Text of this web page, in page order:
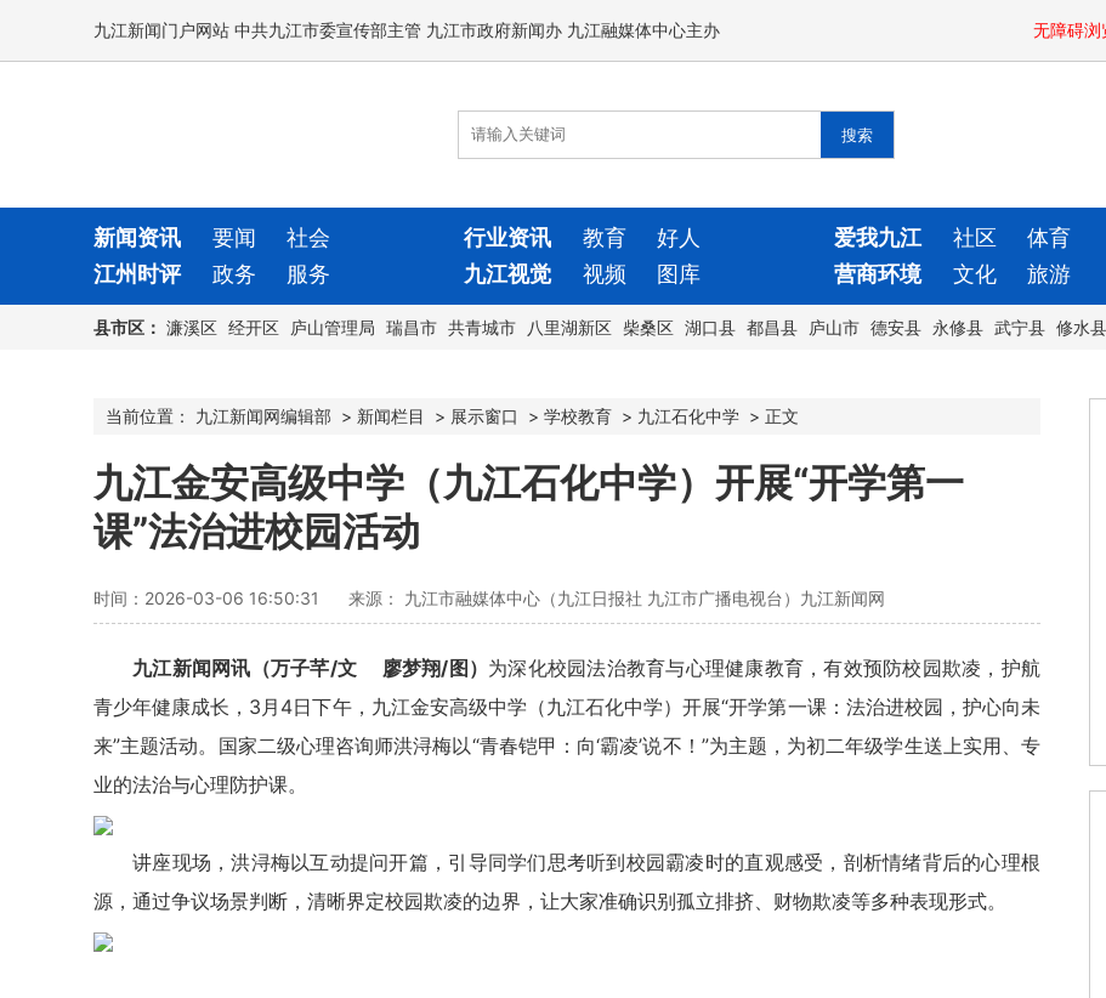
九江新闻门户网站 中共九江市委宣传部主管 九江市政府新闻办 九江融媒体中心主办 无障碍浏
新闻资讯 要闻 社会 行业资讯 教育 好人 爱我九江 社区 体育
江州时评
政务 服务 九江视觉 视频 图库 营商环境 文化 旅游
县市区： 濂溪区 经开区 庐山管理局 瑞昌市 共青城市 八里湖新区 柴桑区 湖口县 都昌县 庐山市 德安县 永修县 武宁县 修水县
当前位置： 九江新闻网编辑部 > 新闻栏目 > 展示窗口 > 学校教育 > 九江石化中学 > 正文
九江金安高级中学（九江石化中学）开展“开学第一
课”法治进校园活动
时间：2026-03-06 16:50:31 来源： 九江市融媒体中心（九江日报社 九江市广播电视台）九江新闻网
九江新闻网讯（万子芊/文 廖梦翔/图） 为深化校园法治教育与心理健康教育，有效预防校园欺凌，护航
青少年健康成长，3月4日下午，九江金安高级中学（九江石化中学）开展“开学第一课：法治进校园，护心向未
来”主题活动。国家二级心理咨询师洪浔梅以“青春铠甲：向‘霸凌’说不！”为主题，为初二年级学生送上实用、专
业的法治与心理防护课。
讲座现场，洪浔梅以互动提问开篇，引导同学们思考听到校园霸凌时的直观感受，剖析情绪背后的心理根
源，通过争议场景判断，清晰界定校园欺凌的边界，让大家准确识别孤立排挤、财物欺凌等多种表现形式。